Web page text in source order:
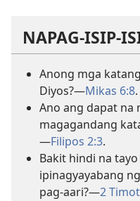
NAPAG-ISIP-
Anong mga
Diyos?—Mikas 6:8.
Ano ang dapat na
magagandang
—Filipos 2:3.
Bakit hindi na
ipinagyayabang
pag-aari?—2